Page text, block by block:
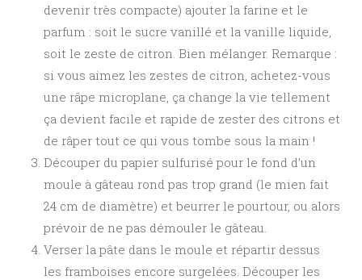
devenir très compacte) ajouter la farine et le
parfum : soit le sucre vanillé et la vanille liquide,
soit le zeste de citron. Bien mélanger. Remarque :
si vous aimez les zestes de citron, achetez-vous
une râpe microplane, ça change la vie tellement
ça devient facile et rapide de zester des citrons et
de râper tout ce qui vous tombe sous la main !
Découper du papier sulfurisé pour le fond d’un
moule à gâteau rond pas trop grand (le mien fait
24 cm de diamètre) et beurrer le pourtour, ou alors
prévoir de ne pas démouler le gâteau.
Verser la pâte dans le moule et répartir dessus
les framboises encore surgelées. Découper les